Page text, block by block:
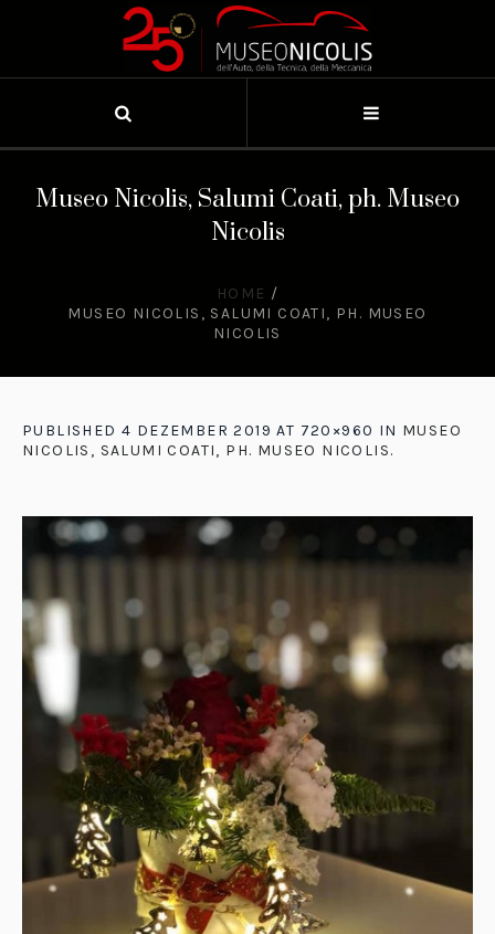
Museo Nicolis, Salumi Coati, ph. Museo
Nicolis
HOME /
MUSEO NICOLIS, SALUMI COATI, PH. MUSEO
NICOLIS
PUBLISHED 4 DEZEMBER 2019 AT 720×960 IN MUSEO
NICOLIS, SALUMI COATI, PH. MUSEO NICOLIS.